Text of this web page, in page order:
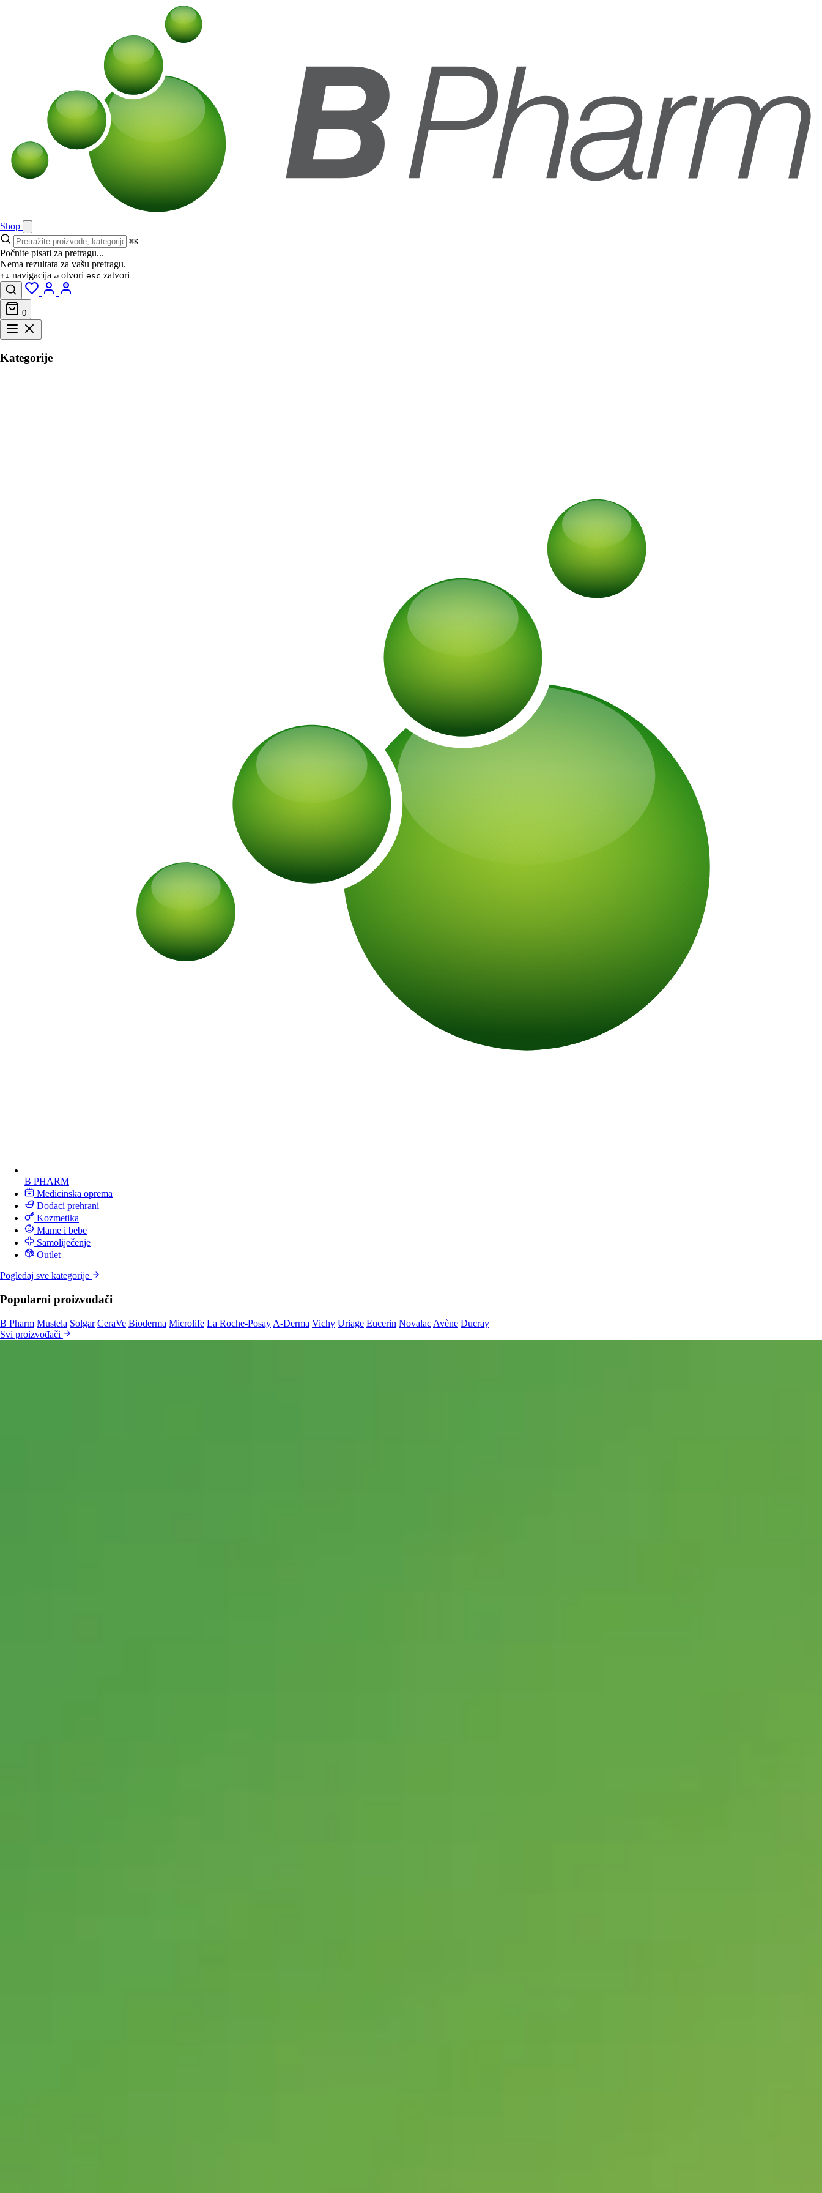
Shop
⌘K
Počnite pisati za pretragu...
Nema rezultata za vašu pretragu.
↑↓ navigacija ↵ otvori esc zatvori
0
Kategorije
B PHARM
Medicinska oprema
Dodaci prehrani
Kozmetika
Mame i bebe
Samoliječenje
Outlet
Pogledaj sve kategorije
Popularni proizvođači
B Pharm Mustela Solgar CeraVe Bioderma Microlife La Roche-Posay A-Derma Vichy Uriage Eucerin Novalac Avène Ducray
Svi proizvođači